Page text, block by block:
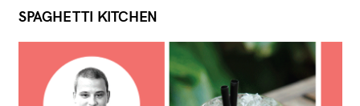
SPAGHETTI KITCHEN